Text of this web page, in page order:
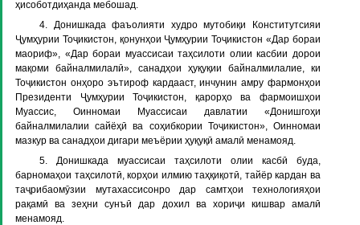
ҳисоботдиҳанда мебошад.
4. Донишкада фаъолияти худро мутобиқи Конститутсияи
Ҷумҳурии Тоҷикистон, қонунҳои Ҷумҳурии Тоҷикистон «Дар бораи
маориф», «Дар бораи муассисаи таҳсилоти олии касбии дорои
мақоми байналмилалӣ», санадҳои ҳуқуқии байналмилалие, ки
Тоҷикистон онҳоро эътироф кардааст, инчунин амру фармонҳои
Президенти Ҷумҳурии Тоҷикистон, қарорҳо ва фармоишҳои
Муассис, Оинномаи Муассисаи давлатии «Донишгоҳи
байналмилалии сайёҳӣ ва соҳибкории Тоҷикистон», Оинномаи
мазкур ва санадҳои дигари меъёрии ҳуқуқӣ амалӣ менамояд.
5. Донишкада муассисаи таҳсилоти олии касбӣ буда,
барномаҳои таҳсилотӣ, корҳои илмию таҳқиқотӣ, тайёр кардан ва
таҷрибаомӯзии мутахассисонро дар самтҳои технологияҳои
рақамӣ ва зеҳни сунъӣ дар дохил ва хориҷи кишвар амалӣ
менамояд.